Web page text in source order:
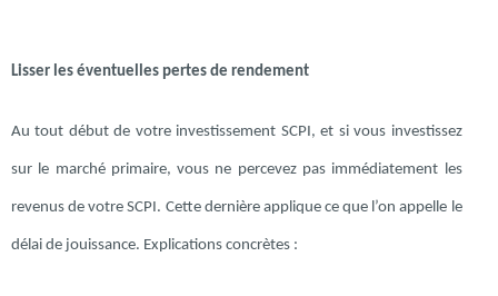
Lisser les éventuelles pertes de rendement
Au tout début de votre investissement SCPI, et si vous investissez
sur le marché primaire, vous ne percevez pas immédiatement les
revenus de votre SCPI. Cette dernière applique ce que l’on appelle le
délai de jouissance. Explications concrètes :